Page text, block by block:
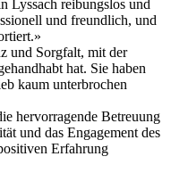
Lyssach reibungslos und
und freundlich, und
und Sorgfalt, mit der
hat. Sie haben
kaum unterbrochen
hervorragende Betreuung
und das Engagement des
Erfahrung